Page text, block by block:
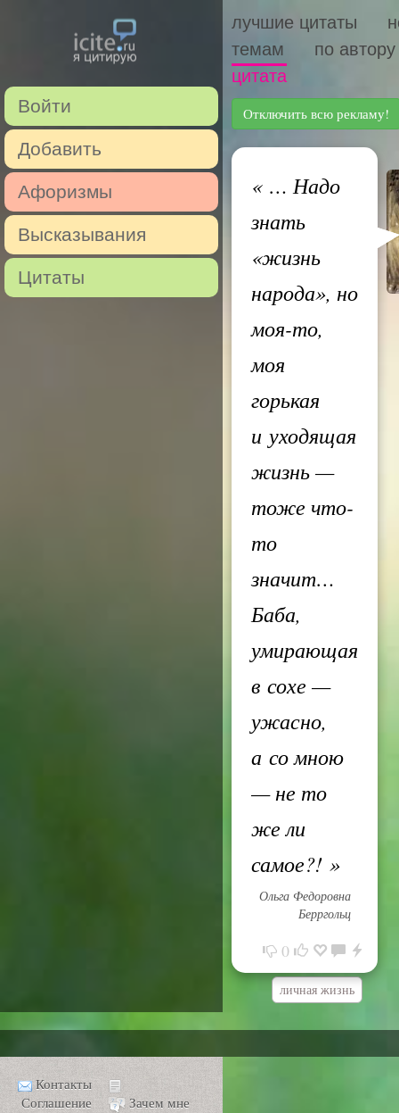
Войти
Добавить
Афоризмы
Высказывания
Цитаты
лучшие цитаты
темам
по автору
цитата
Отключить всю рекламу!
«… Надо
знать
«жизнь
народа», но
моя-то,
моя
горькая
и уходящая
жизнь —
тоже что-
то
значит…
Баба,
умирающая
в сохе —
ужасно,
а со мною
— не то
же ли
самое?! »
Ольга Федоровна
Берргольц
0
личная жизнь
Контакты
Соглашение
Зачем мне